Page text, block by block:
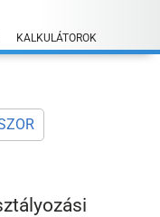
KALKULÁTOROK